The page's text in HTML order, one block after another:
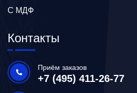
С МДФ
Контакты
Приём заказов
+7 (495) 411-26-77